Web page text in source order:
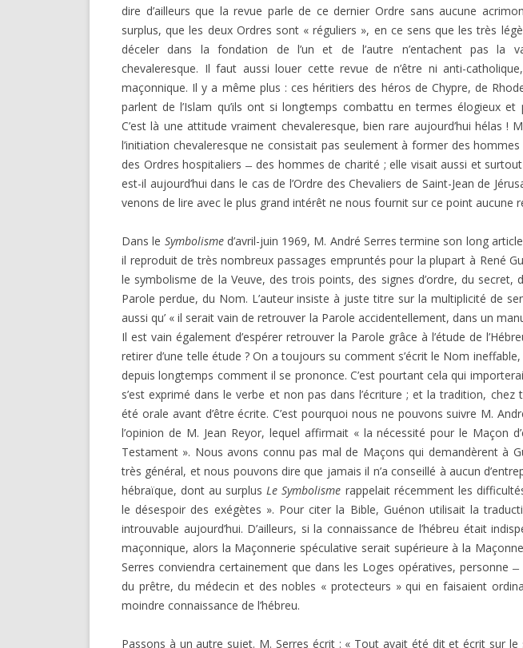
dire d’ailleurs que la revue parle de ce dernier Ordre sans aucune
surplus, que les deux Ordres sont « réguliers », en ce sens que les très
déceler dans la fondation de l’un et de l’autre n’entachent pas la
chevaleresque. Il faut aussi louer cette revue de n’être ni anti-
maçonnique. Il y a même plus : ces héritiers des héros de Chypre, de
parlent de l’Islam qu’ils ont si longtemps combattu en termes élogieux et
C’est là une attitude vraiment chevaleresque, bien rare aujourd’hui hélas !
l’initiation chevaleresque ne consistait pas seulement à former des
des Ordres hospitaliers ̶ des hommes de charité ; elle visait aussi et surtout
est-il aujourd’hui dans le cas de l’Ordre des Chevaliers de Saint-Jean de
venons de lire avec le plus grand intérêt ne nous fournit sur ce point aucune
Dans le Symbolismed’avril-juin 1969, M. André Serres termine son long
il reproduit de très nombreux passages empruntés pour la plupart à René
le symbolisme de la Veuve, des trois points, des signes d’ordre, du secret,
Parole perdue, du Nom. L’auteur insiste à juste titre sur la multiplicité de
aussi qu’ « il serait vain de retrouver la Parole accidentellement, dans un
Il est vain également d’espérer retrouver la Parole grâce à l’étude de
retirer d’une telle étude ? On a toujours su comment s’écrit le Nom
depuis longtemps comment il se prononce. C’est pourtant cela qui
s’est exprimé dans le verbe et non pas dans l’écriture ; et la tradition,
été orale avant d’être écrite. C’est pourquoi nous ne pouvons suivre M.
l’opinion de M. Jean Reyor, lequel affirmait « la nécessité pour le Maçon
Testament ». Nous avons connu pas mal de Maçons qui demandèrent à
très général, et nous pouvons dire que jamais il n’a conseillé à aucun
hébraïque, dont au surplusLe Symbolisme rappelait récemment les
le désespoir des exégètes ». Pour citer la Bible, Guénon utilisait la
introuvable aujourd’hui. D’ailleurs, si la connaissance de l’hébreu était
maçonnique, alors la Maçonnerie spéculative serait supérieure à la
Serres conviendra certainement que dans les Loges opératives, personne
du prêtre, du médecin et des nobles « protecteurs » qui en faisaient
moindre connaissance de l’hébreu.
Passons à un autre sujet. M. Serres écrit : « Tout avait été dit et écrit sur le